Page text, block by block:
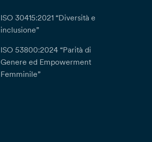
ISO 30415:2021 “Diversità e
inclusione”
ISO 53800:2024 “Parità di
Genere ed Empowerment
Femminile”